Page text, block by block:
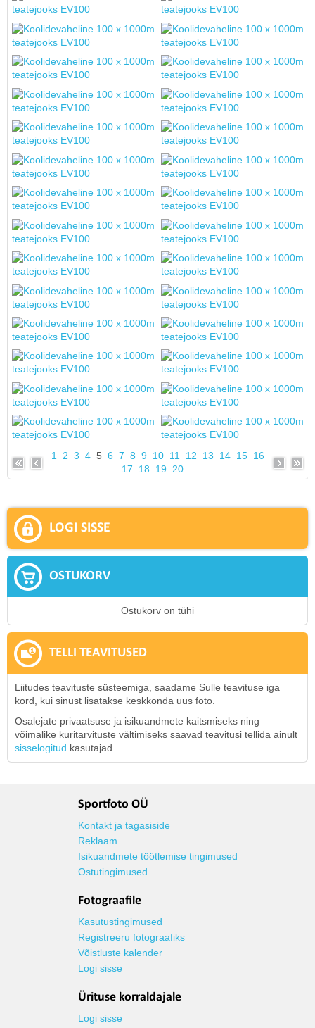
1 2 3 4 5 6 7 8 9 10 11 12 13 14 15 16
17
18 19 20...
LOGI SISSE
OSTUKORV
Ostukorv on tühi
TELLI TEAVITUSED
Liitudes teavituste süsteemiga, saadame Sulle teavituse iga
kord, kui sinust lisatakse keskkonda uus foto.
Osalejate privaatsuse ja isikuandmete kaitsmiseks ning
võimalike kuritarvituste vältimiseks saavad teavitusi tellida ainult
sisselogitud kasutajad.
Sportfoto OÜ
Kontakt ja tagasiside
Reklaam
Isikuandmete töötlemise tingimused
Ostutingimused
Fotograafile
Kasutustingimused
Registreeru fotograafiks
Võistluste kalender
Logi sisse
Ürituse korraldajale
Logi sisse